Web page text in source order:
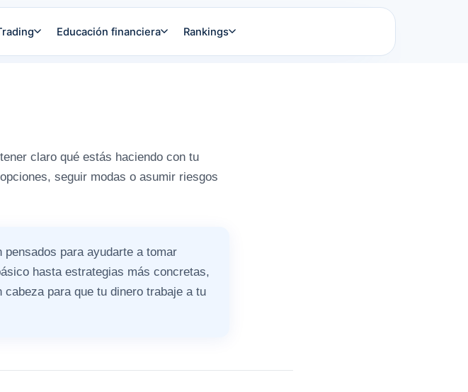
Educación financiera Rankings
claro qué estás haciendo con tu
seguir modas o asumir riesgos
para ayudarte a tomar
hasta estrategias más concretas,
para que tu dinero trabaje a tu